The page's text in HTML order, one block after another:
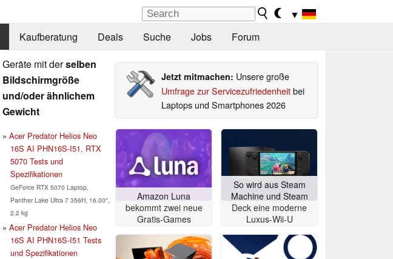
▼
Kaufberatung Deals Suche Jobs Forum
Geräte mit derselben
Bildschirmgröße
und/oder ähnlichem
Gewicht
Acer Predator Helios Neo
16S AI PHN16S-I51, RTX
5070 Tests und
Spezifikationen
GeForce RTX 5070 Laptop,
Panther Lake Ultra 7 356H, 16.00",
2.2 kg
Acer Predator Helios Neo
16S AI PHN16S-I51 Tests
und Spezifikationen
Jetzt mitmachen: Unsere große
Umfrage zur Servicezufriedenheitbei
Laptops und Smartphones 2026
Amazon Luna
bekommt zwei neue
Gratis-Games
So wird aus Steam
Machine und Steam
Deck eine moderne
Luxus-Wii-U